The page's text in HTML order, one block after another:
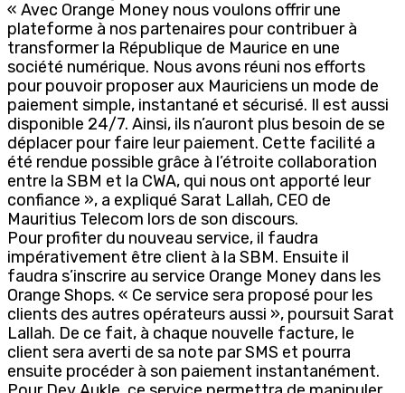
« Avec Orange Money nous voulons offrir une
plateforme à nos partenaires pour contribuer à
transformer la République de Maurice en une
société numérique. Nous avons réuni nos efforts
pour pouvoir proposer aux Mauriciens un mode de
paiement simple, instantané et sécurisé. Il est aussi
disponible 24/7. Ainsi, ils n’auront plus besoin de se
déplacer pour faire leur paiement. Cette facilité a
été rendue possible grâce à l’étroite collaboration
entre la SBM et la CWA, qui nous ont apporté leur
confiance », a expliqué Sarat Lallah, CEO de
Mauritius Telecom lors de son discours.
Pour profiter du nouveau service, il faudra
impérativement être client à la SBM. Ensuite il
faudra s’inscrire au service Orange Money dans les
Orange Shops. « Ce service sera proposé pour les
clients des autres opérateurs aussi », poursuit Sarat
Lallah. De ce fait, à chaque nouvelle facture, le
client sera averti de sa note par SMS et pourra
ensuite procéder à son paiement instantanément.